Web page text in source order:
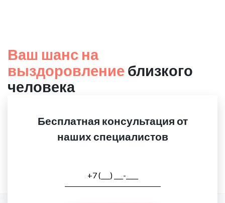
Ваш шанс на
выздоровление близкого
человека
Бесплатная консультация от
наших специалистов